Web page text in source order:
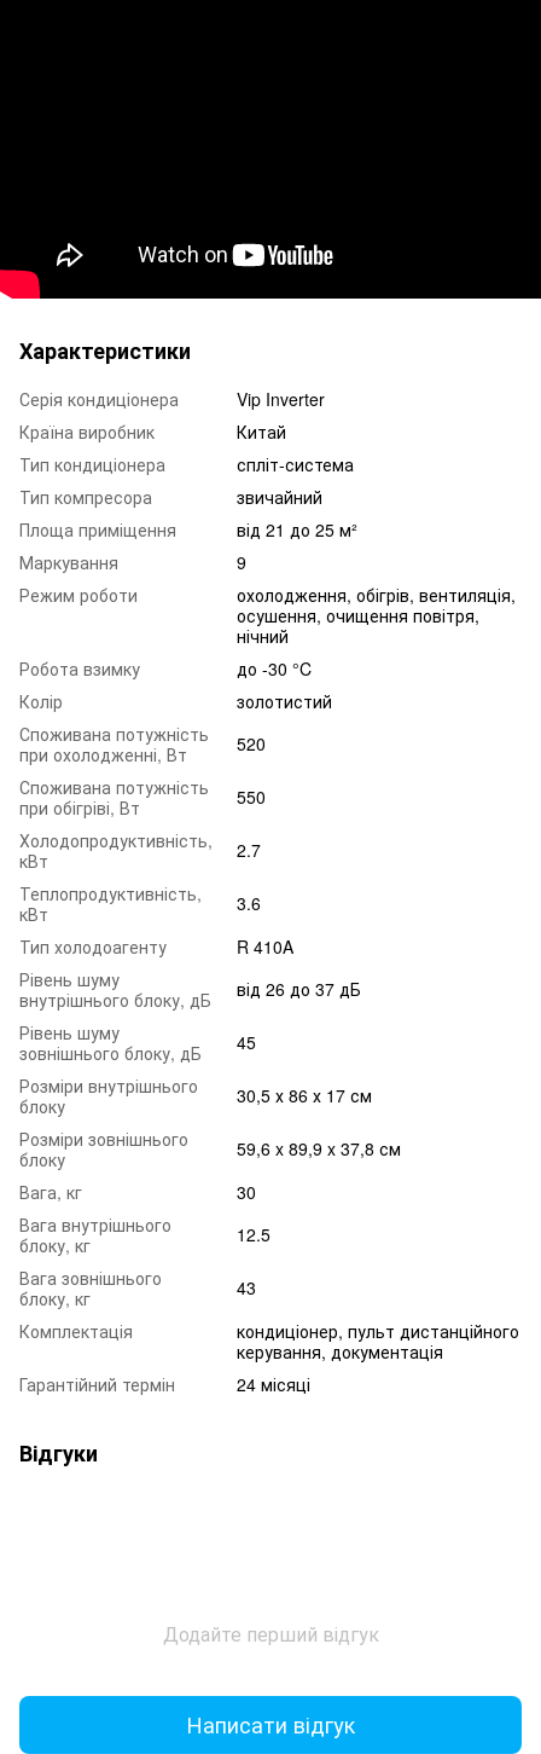
Характеристики
Серія кондиціонера
Vip Inverter
Країна виробник
Китай
Тип кондиціонера
спліт-система
Тип компресора
звичайний
Площа приміщення
від 21 до 25 м²
Маркування
9
Режим роботи
охолодження, обігрів, вентиляція,
осушення, очищення повітря,
нічний
Робота взимку
до -30 °C
Колір
золотистий
Споживана потужність
при охолодженні, Вт
520
Споживана потужність
при обігріві, Вт
550
Холодопродуктивність,
кВт
2.7
Теплопродуктивність,
кВт
3.6
Тип холодоагенту
R 410A
Рівень шуму
внутрішнього блоку, дБ
від 26 до 37 дБ
Рівень шуму
зовнішнього блоку, дБ
45
Розміри внутрішнього
блоку
30,5 х 86 х 17 см
Розміри зовнішнього
блоку
59,6 x 89,9 x 37,8 см
Вага, кг
30
Вага внутрішнього
блоку, кг
12.5
Вага зовнішнього
блоку, кг
43
Комплектація
кондиціонер, пульт дистанційного
керування, документація
Гарантійний термін
24 місяці
Відгуки
Додайте перший відгук
Написати відгук